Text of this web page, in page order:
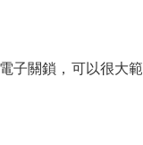
子關鎖，可以很大